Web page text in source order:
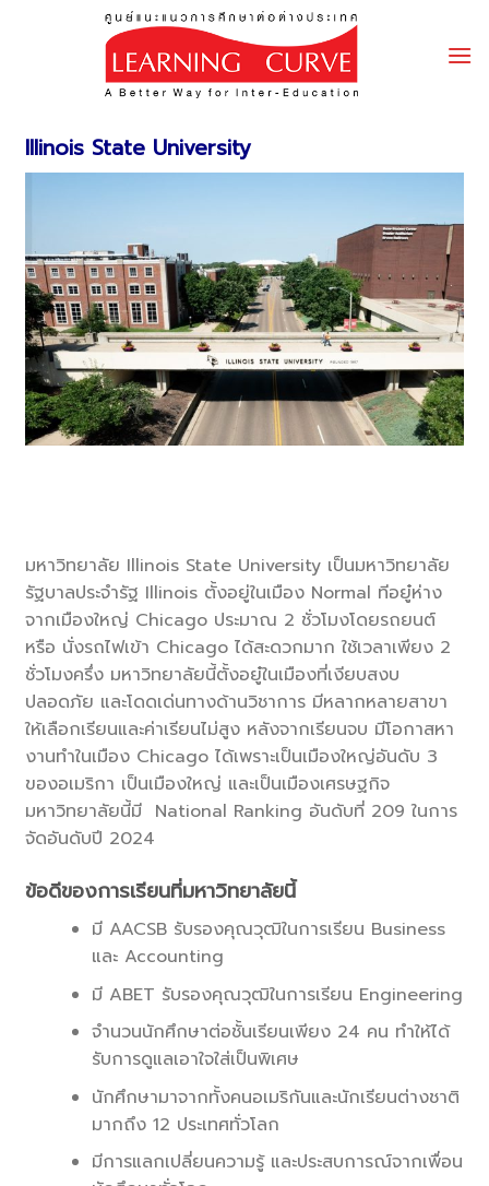
Illinois State University
มหาวิทยาลัย Illinois State University เป็นมหาวิทยาลัย
รัฐบาลประจำรัฐ Illinois ตั้งอยู่ในเมือง Normal ทีอยู๋ห่าง
จากเมืองใหญ่ Chicago ประมาณ 2 ชั่วโมงโดยรถยนต์
หรือ นั่งรถไฟเข้า Chicago ได้สะดวกมาก ใช้เวลาเพียง 2
ชั่วโมงครึ่ง มหาวิทยาลัยนี้ตั้งอยู๋ในเมืองที่เงียบสงบ
ปลอดภัย และโดดเด่นทางด้านวิชาการ มีหลากหลายสาขา
ให้เลือกเรียนและค่าเรียนไม่สูง หลังจากเรียนจบ มีโอกาสหา
งานทำในเมือง Chicago ได้เพราะเป็นเมืองใหญ่อันดับ 3
ของอเมริกา เป็นเมืองใหญ่ และเป็นเมืองเศรษฐกิจ
มหาวิทยาลัยนี้มี National Ranking อันดับที่ 209 ในการ
จัดอันดับปี 2024
ข้อดีของการเรียนที่มหาวิทยาลัยนี้
มี AACSB รับรองคุณวุฒิในการเรียน Business
และ Accounting
มี ABET รับรองคุณวุฒิในการเรียน Engineering
จำนวนนักศึกษาต่อชั้นเรียนเพียง 24 คน ทำให้ได้
รับการดูแลเอาใจใส่เป็นพิเศษ
นักศึกษามาจากทั้งคนอเมริกันและนักเรียนต่างชาติ
มากถึง 12 ประเทศทั่วโลก
มีการแลกเปลี่ยนความรู้ และประสบการณ์จากเพื่อน